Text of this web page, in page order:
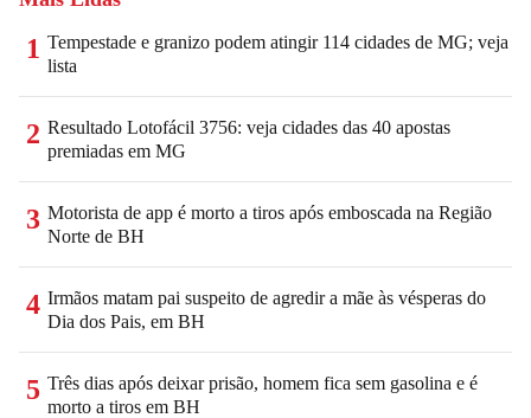
1 Tempestade e granizo podem atingir 114 cidades de MG; veja
lista
2 Resultado Lotofácil 3756: veja cidades das 40 apostas
premiadas em MG
3 Motorista de app é morto a tiros após emboscada na Região
Norte de BH
4 Irmãos matam pai suspeito de agredir a mãe às vésperas do
Dia dos Pais, em BH
5 Três dias após deixar prisão, homem fica sem gasolina e é
morto a tiros em BH